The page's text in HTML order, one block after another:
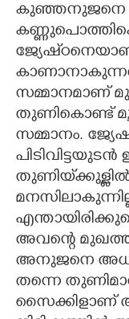
കുഞ്ഞനുജനെ
സമ്മാനമാണ്
തുണികൊണ്ട്
സമ്മാനം.
അവന്റെ
അനുജനെ
തന്നെ
സൈക്കിളാണ്